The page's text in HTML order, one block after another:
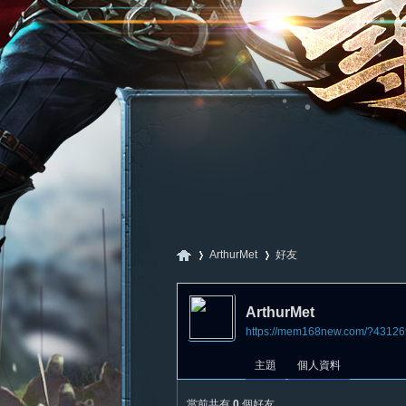
ArthurMet
›
好友
ArthurMet
https://mem168new.com/
主題 個人資料